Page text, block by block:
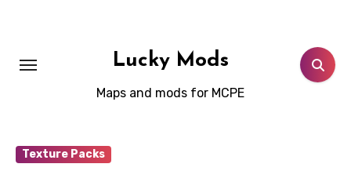
Lucky Mods
Maps and mods for MCPE
Texture Packs